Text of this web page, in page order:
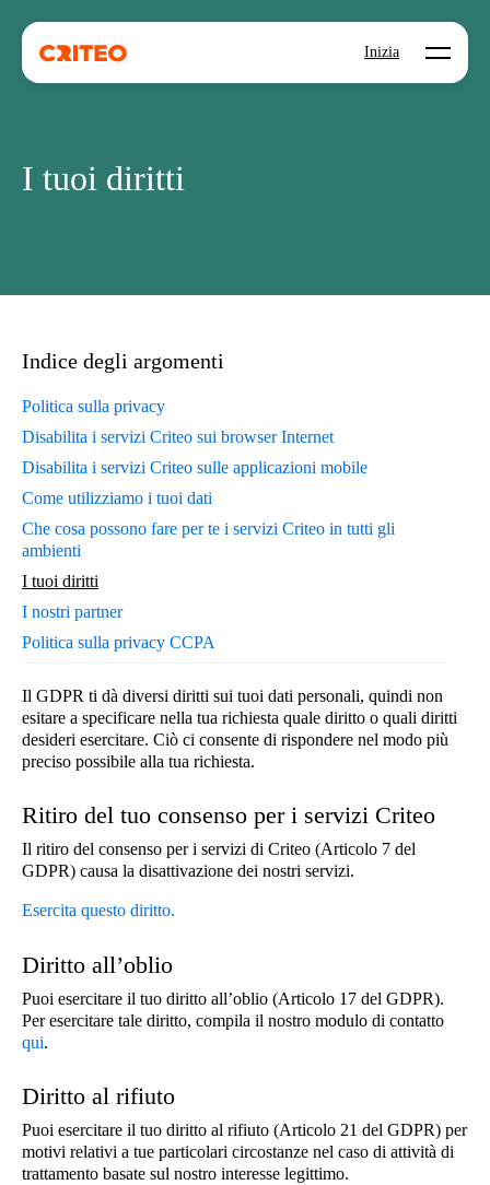
Inizia Open
I tuoi diritti
Indice degli argomenti
Politica sulla privacy
Disabilita i servizi Criteo sui browser Internet
Disabilita i servizi Criteo sulle applicazioni mobile
Come utilizziamo i tuoi dati
Che cosa possono fare per te i servizi Criteo in tutti gli
ambienti
I tuoi diritti
I nostri partner
Politica sulla privacy CCPA
Il GDPR ti dà diversi diritti sui tuoi dati personali, quindi non
esitare a specificare nella tua richiesta quale diritto o quali diritti
desideri esercitare. Ciò ci consente di rispondere nel modo più
preciso possibile alla tua richiesta.
Ritiro del tuo consenso per i servizi Criteo
Il ritiro del consenso per i servizi di Criteo (Articolo 7 del
GDPR) causa la disattivazione dei nostri servizi.
Esercita questo diritto.
Diritto all’oblio
Puoi esercitare il tuo diritto all’oblio (Articolo 17 del GDPR).
Per esercitare tale diritto, compila il nostro modulo di contatto
qui.
Diritto al rifiuto
Puoi esercitare il tuo diritto al rifiuto (Articolo 21 del GDPR) per
motivi relativi a tue particolari circostanze nel caso di attività di
trattamento basate sul nostro interesse legittimo.